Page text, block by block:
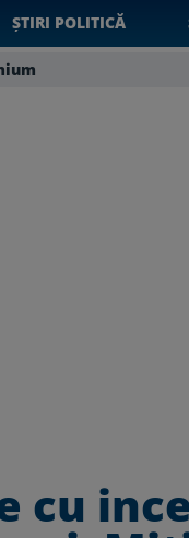
ȘTIRI POLITICĂ
cu